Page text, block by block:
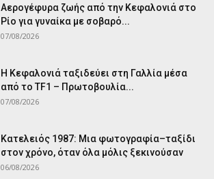
Αερογέφυρα ζωής από την Κεφαλονιά στο
Ρίο για γυναίκα με σοβαρό...
07/08/2026
Η Κεφαλονιά ταξιδεύει στη Γαλλία μέσα
από το TF1 – Πρωτοβουλία...
07/08/2026
Κατελειός 1987: Μια φωτογραφία–ταξίδι
στον χρόνο, όταν όλα μόλις ξεκινούσαν
06/08/2026